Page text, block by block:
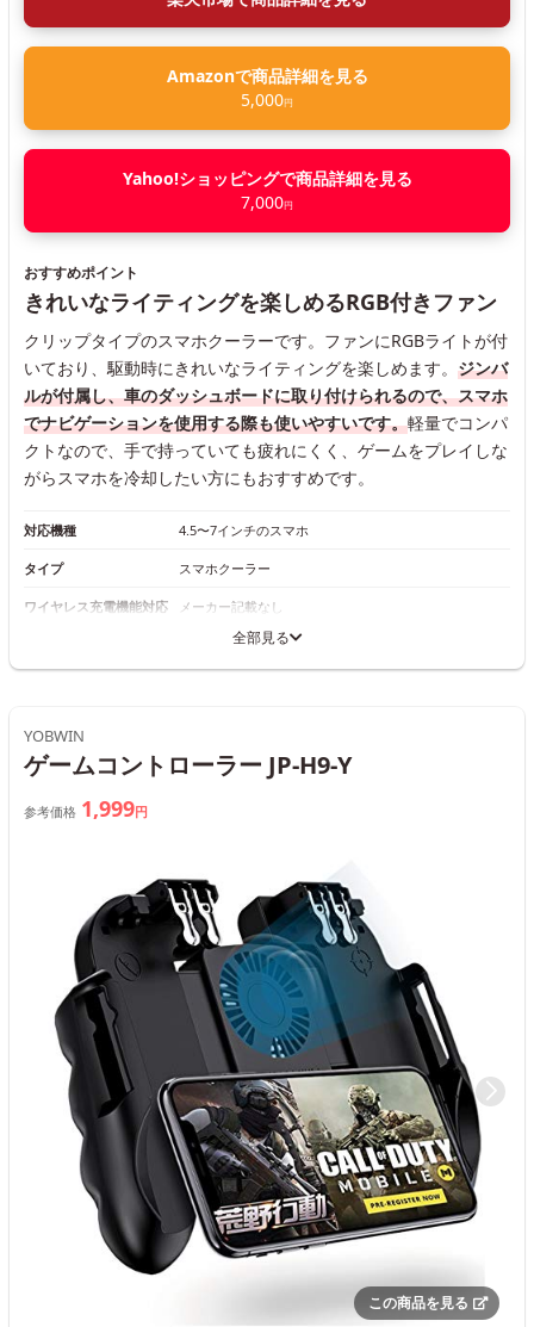
Amazonで商品詳細を見る
5,000円
Yahoo!ショッピングで商品詳細を見る
7,000円
おすすめポイント
きれいなライティングを楽しめるRGB付きファン
クリップタイプのスマホクーラーです。ファンにRGBライトが付
いており、駆動時にきれいなライティングを楽しめます。 ジンバ
ルが付属し、車のダッシュボードに取り付けられるので、スマホ
でナビゲーションを使用する際も使いやすいです。軽量でコンパ
クトなので、手で持っていても疲れにくく、ゲームをプレイしな
がらスマホを冷却したい方にもおすすめです。
対応機種 4.5〜7インチのスマホ
タイプ スマホクーラー
ワイヤレス充電機能対応 メーカー記載なし
全部見る
YOBWIN
ゲームコントローラー JP-H9-Y
参考価格 1,999円
この商品を見る